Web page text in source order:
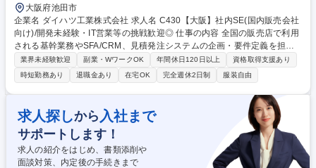
大阪府池田市
企業名 ダイハツ工業株式会社 求人名 C430【大阪】社内SE(国内販売会社
向け)/開発未経験・IT営業等の挑戦歓迎◎ 仕事の内容 全国の販売店で利用
される基幹業務やSFA/CRM、見積発注システムの企画・要件定義を担当
します。店舗スタッフの業務効率化と顧客体験の向上を技術面から支え、
販売会社のDX変革を牽引する役割です。 国内DX部門にて、全国約60社・
約2500拠点の店舗を支える基幹システム、SFA/CRM、見積発注等のいず
れかを担当します。販売会社側のオーナー部署と協業し、商談や車検予約
等の現場課題を抽出。最新クラウドの選定から要件定義、パートナー管
理、導入検証まで一貫して主導します。店舗スタッフが接客に注力できる
環境作りと、シームレスな顧客体験を創出する業務設計を追求していただ
きます。 募集職種 C430【大阪】社内SE(国内販売会社向け)/開発未経
験・IT営業等の挑戦歓迎◎
業界未経験歓迎 副業・WワークOK 年間休日120日以上
資格取得支援あり
時短勤務あり
退職金あり 在宅OK 完全週休2日制 服装自由
求人探しから 入社まで
サポートします！
求人の紹介をはじめ、書類添削や
面談対策、内定後の手続きまで